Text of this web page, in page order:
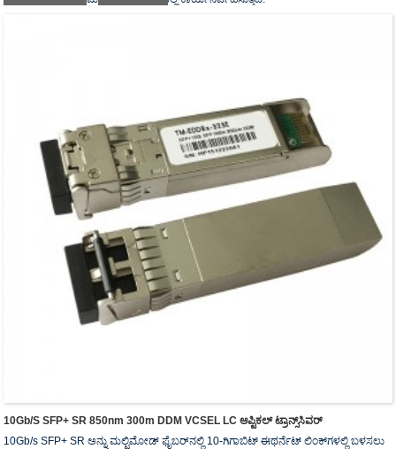
10Gb/s SFP+ SR 850nm 300m DDM VCSEL LC ಆಪ್ಟಿಕಲ್ ಟ್ರಾನ್ಸ್‌ಸಿವರ್
10Gb/s SFP+ SR ಅನ್ನು ಮಲ್ಟಿಮೋಡ್ ಫೈಬರ್‌ನಲ್ಲಿ 10-ಗಿಗಾಬಿಟ್ ಈಥರ್ನೆಟ್ ಲಿಂಕ್‌ಗಳಲ್ಲಿ ಬಳಸಲು